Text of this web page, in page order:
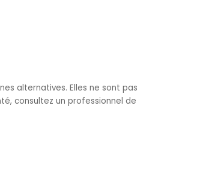
alternatives. Elles ne sont pas
consultez un professionnel de